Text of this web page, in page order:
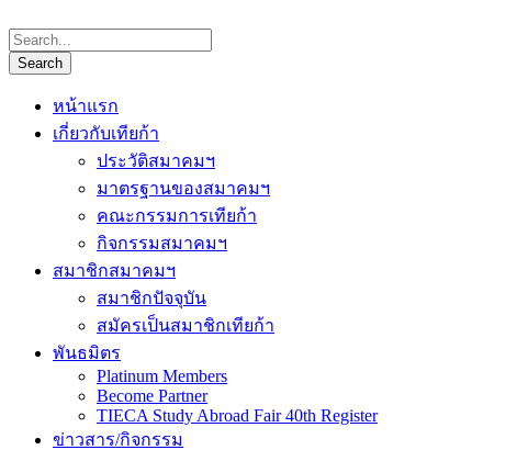
หน้าแรก
เกี่ยวกับเทียก้า
ประวัติสมาคมฯ
มาตรฐานของสมาคมฯ
คณะกรรมการเทียก้า
กิจกรรมสมาคมฯ
สมาชิกสมาคมฯ
สมาชิกปัจจุบัน
สมัครเป็นสมาชิกเทียก้า
พันธมิตร
Platinum Members
Become Partner
TIECA Study Abroad Fair 40th Register
ข่าวสาร/กิจกรรม